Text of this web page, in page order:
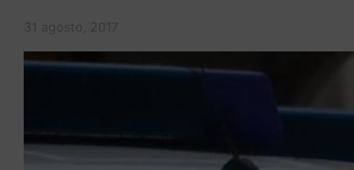
31 agosto, 2017